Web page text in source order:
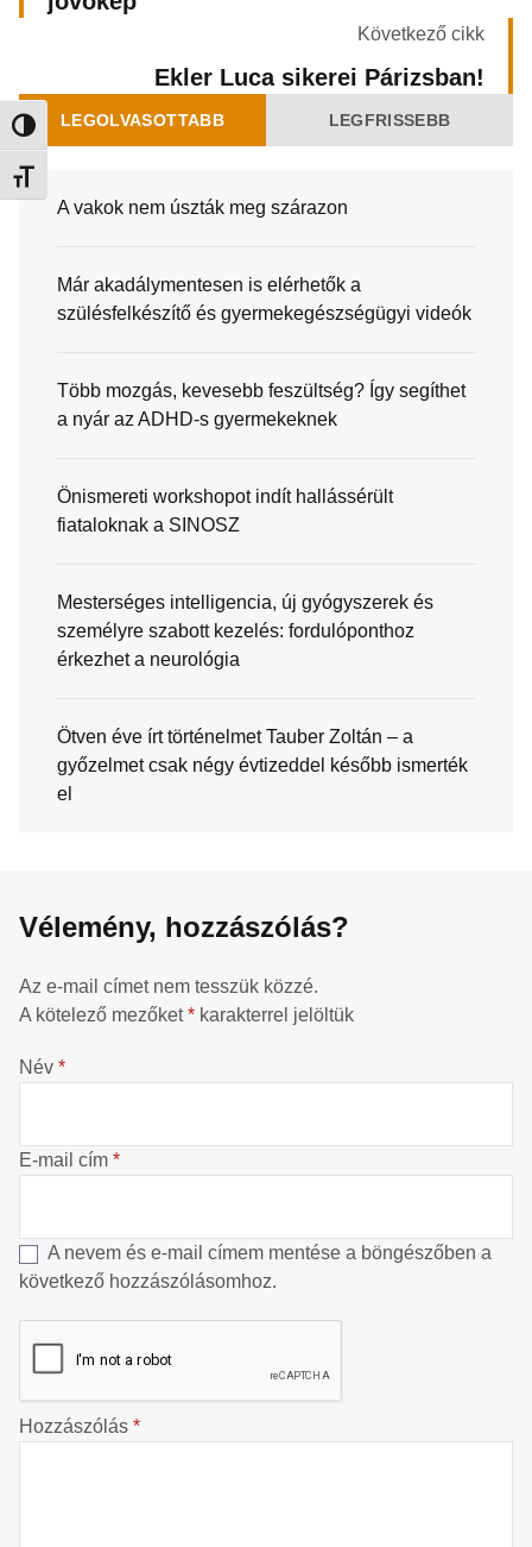
Nagy kontraszt váltása
Betűméret váltása
Következő cikk
Ekler Luca sikerei Párizsban!
LEGOLVASOTTABB LEGFRISSEBB
A vakok nem úszták meg szárazon
Már akadálymentesen is elérhetők a
szülésfelkészítő és gyermekegészségügyi videók
Több mozgás, kevesebb feszültség? Így segíthet
a nyár az ADHD-s gyermekeknek
Önismereti workshopot indít hallássérült
fiataloknak a SINOSZ
Mesterséges intelligencia, új gyógyszerek és
személyre szabott kezelés: fordulóponthoz
érkezhet a neurológia
Ötven éve írt történelmet Tauber Zoltán – a
győzelmet csak négy évtizeddel később ismerték
el
Vélemény, hozzászólás?
Az e-mail címet nem tesszük közzé.
A kötelező mezőket* karakterrel jelöltük
Név *
E-mail cím *
A nevem és e-mail címem mentése a böngészőben a
következő hozzászólásomhoz.
Hozzászólás *